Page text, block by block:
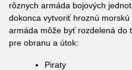
rôznych armáda bojových
dokonca vytvoriť hroznú
armáda môže byť rozdelená do
pre obranu a útok:
Piraty